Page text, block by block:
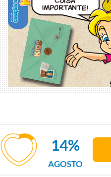
AGOSTO
14%